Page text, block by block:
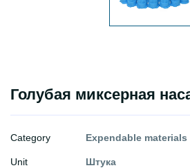
Голубая миксерная
Category Expendable materials
Unit Штука